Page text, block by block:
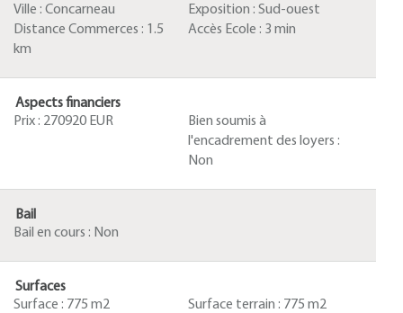
Ville : Concarneau Exposition : Sud-ouest
Distance Commerces : 1.5
km
Accès Ecole : 3 min
Aspects financiers
Prix : 270920 EUR
Bien soumis à
l'encadrement des loyers :
Non
Bail
Bail en cours : Non
Surfaces
Surface : 775 m2 Surface terrain : 775 m2